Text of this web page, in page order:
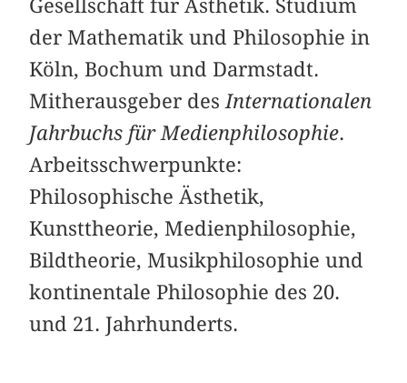
Gesellschaft für Ästhetik. Studium
der Mathematik und Philosophie in
Köln, Bochum und Darmstadt.
Mitherausgeber desInternationalen
Jahrbuchs für Medienphilosophie.
Arbeitsschwerpunkte:
Philosophische Ästhetik,
Kunsttheorie, Medienphilosophie,
Bildtheorie, Musikphilosophie und
kontinentale Philosophie des 20.
und 21. Jahrhunderts.